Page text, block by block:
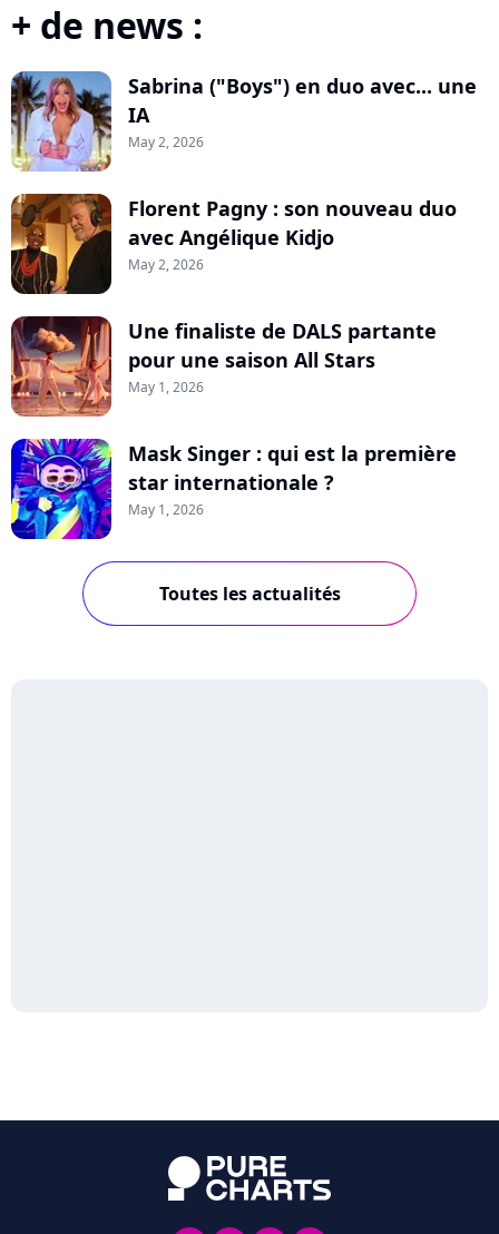
+ de news :
Sabrina ("Boys") en duo avec... une
IA
May 2, 2026
Florent Pagny : son nouveau duo
avec Angélique Kidjo
May 2, 2026
Une finaliste de DALS partante
pour une saison All Stars
May 1, 2026
Mask Singer : qui est la première
star internationale ?
May 1, 2026
Toutes les actualités